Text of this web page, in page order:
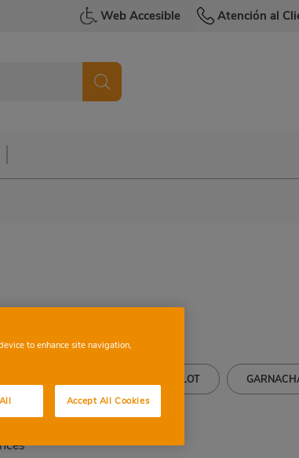
Web Accesible Atención al
MERLOT
to enhance site navigation,
Accept All Cookies